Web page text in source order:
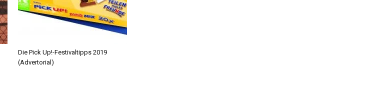
Die Pick Up!-Festivaltipps 2019
(Advertorial)